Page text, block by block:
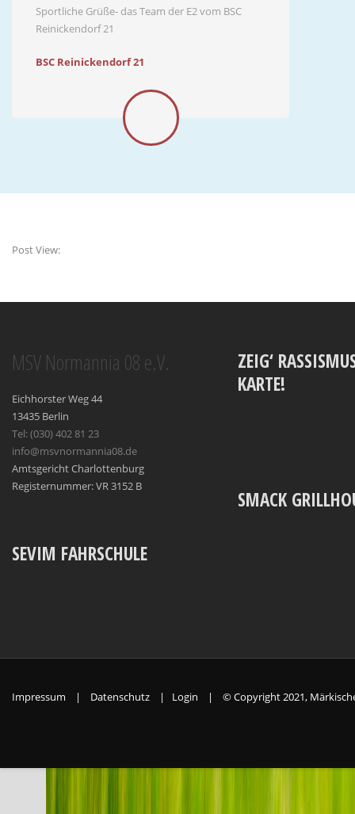
Sportliche Grüße- das Team der E2 vom BSC
Reinickendorf 21
BSC Reinickendorf 21
Post View:
MSV Normannia 08 e.V.
Eichhorster Weg 44
13435 Berlin
Tel: (030) 402 81 23
info@msvnormannia08.de
Amtsgericht Charlottenburg
Registernummer: VR 3152 B
SEVIM FAHRSCHULE
ZEIG‘
KARTE!
SMACK
Impressum | Datenschutz | Login | © Copyright 2021,